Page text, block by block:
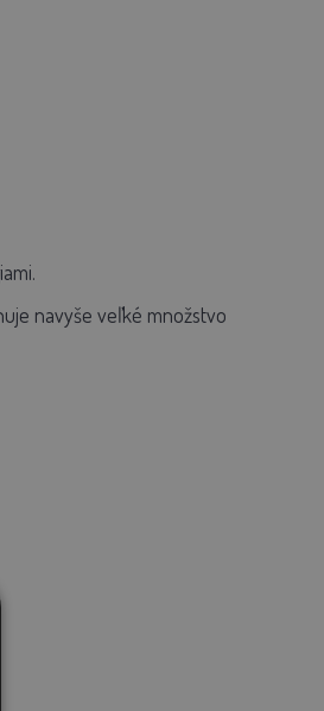
navyše veľké množstvo